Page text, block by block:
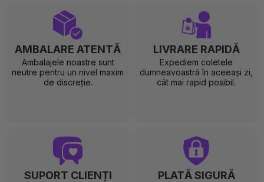
AMBALARE ATENTĂ
Ambalajele noastre sunt
neutre pentru un nivel maxim
de discreție.
LIVRARE RAPIDĂ
Expediem coletele
dumneavoastră în aceeași zi,
cât mai rapid posibil.
SUPORT CLIENȚI PLATĂ SIGURĂ